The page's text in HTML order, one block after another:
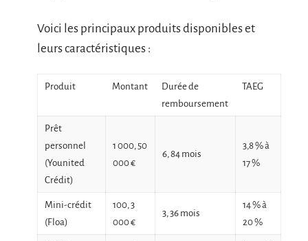
Voici les principaux produits disponibles et
leurs caractéristiques :
Produit Montant
Durée de
remboursement
TAEG
Prêt
personnel
(Younited
Crédit)
1 000, 50
000 €
6, 84 mois
3,8 % à
17 %
Mini-crédit
(Floa)
100, 3
000 €
3, 36 mois
14 % à
20 %